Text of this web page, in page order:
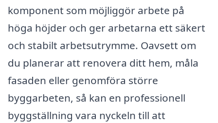
komponent som möjliggör arbete på
höga höjder och ger arbetarna ett säkert
och stabilt arbetsutrymme. Oavsett om
du planerar att renovera ditt hem, måla
fasaden eller genomföra större
byggarbeten, så kan en professionell
byggställning vara nyckeln till att